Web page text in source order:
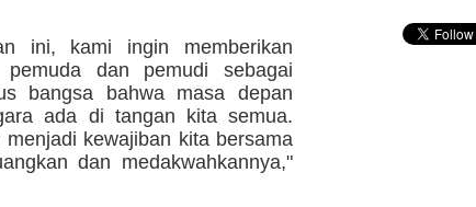
ini, kami ingin memberikan
pemuda dan pemudi sebagai
bangsa bahwa masa depan
ada di tangan kita semua.
menjadi kewajiban kita bersama
dan medakwahkannya,"